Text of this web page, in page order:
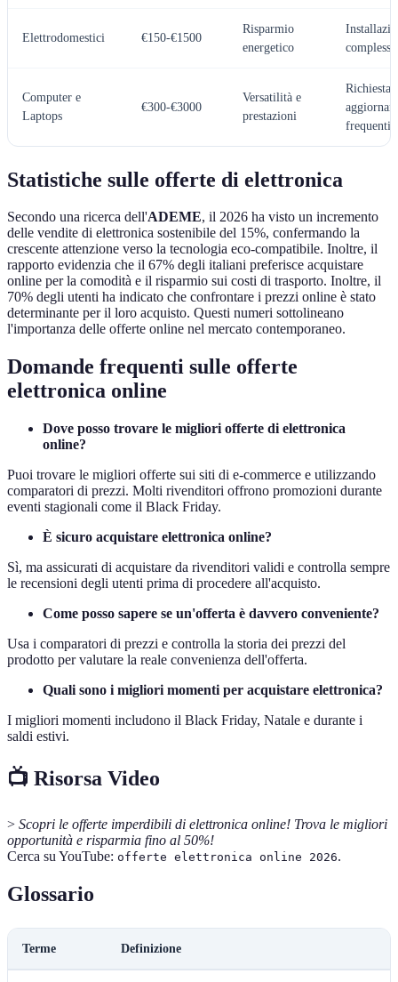
Elettrodomestici €150-€1500
Risparmio
energetico
complessa
Computer e
Laptops
€300-€3000
Versatilità e
prestazioni
Richiesta
frequenti
Statistiche sulle offerte di elettronica
Secondo una ricerca dell'ADEME, il 2026 ha visto un incremento
delle vendite di elettronica sostenibile del 15%, confermando la
crescente attenzione verso la tecnologia eco-compatibile. Inoltre, il
rapporto evidenzia che il 67% degli italiani preferisce acquistare
online per la comodità e il risparmio sui costi di trasporto. Inoltre, il
70% degli utenti ha indicato che confrontare i prezzi online è stato
determinante per il loro acquisto. Questi numeri sottolineano
l'importanza delle offerte online nel mercato contemporaneo.
Domande frequenti sulle offerte
elettronica online
Dove posso trovare le migliori offerte di elettronica
online?
Puoi trovare le migliori offerte sui siti di e-commerce e utilizzando
comparatori di prezzi. Molti rivenditori offrono promozioni durante
eventi stagionali come il Black Friday.
È sicuro acquistare elettronica online?
Sì, ma assicurati di acquistare da rivenditori validi e controlla sempre
le recensioni degli utenti prima di procedere all'acquisto.
Come posso sapere se un'offerta è davvero conveniente?
Usa i comparatori di prezzi e controlla la storia dei prezzi del
prodotto per valutare la reale convenienza dell'offerta.
Quali sono i migliori momenti per acquistare elettronica?
I migliori momenti includono il Black Friday, Natale e durante i
saldi estivi.
📺 Risorsa Video
> Scopri le offerte imperdibili di elettronica online! Trova le migliori
opportunità e risparmia fino al 50%!
Cerca su YouTube: offerte elettronica online 2026.
Glossario
Terme Definizione